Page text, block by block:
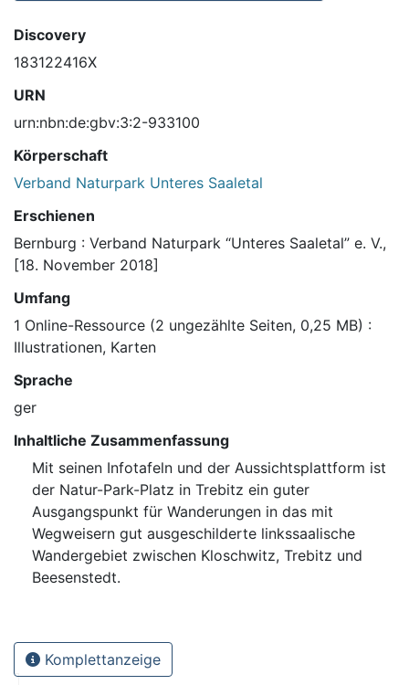
Discovery
183122416X
URN
urn:nbn:de:gbv:3:2-933100
Körperschaft
Verband Naturpark Unteres Saaletal
Erschienen
Bernburg : Verband Naturpark “Unteres Saaletal” e. V.,
[18. November 2018]
Umfang
1 Online-Ressource (2 ungezählte Seiten, 0,25 MB) :
Illustrationen, Karten
Sprache
ger
Inhaltliche Zusammenfassung
Mit seinen Infotafeln und der Aussichtsplattform ist
der Natur-Park-Platz in Trebitz ein guter
Ausgangspunkt für Wanderungen in das mit
Wegweisern gut ausgeschilderte linkssaalische
Wandergebiet zwischen Kloschwitz, Trebitz und
Beesenstedt.
Komplettanzeige